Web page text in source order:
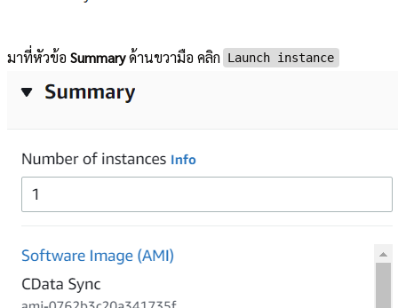
มาที่หัวข้อ Summaryด้านขวามือ คลิก Launch instance